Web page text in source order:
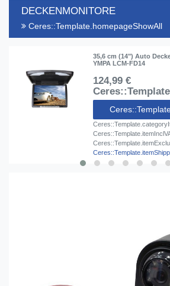
DECKENMONITORE
Ceres::Template.homepageShowAll
35,6 cm (14") Auto
YMPA LCM-FD14
124,99 €